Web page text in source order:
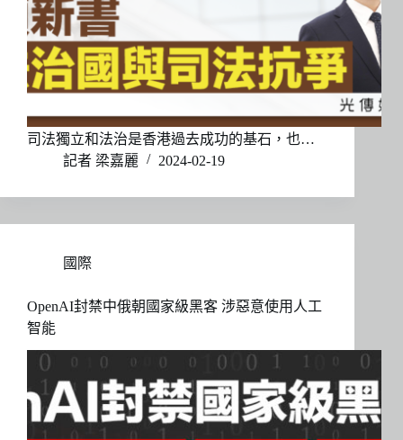
司法獨立和法治是香港過去成功的基石，也…
記者 梁嘉麗
2024-02-19
國際
OpenAI封禁中俄朝國家級黑客 涉惡意使用人工
智能